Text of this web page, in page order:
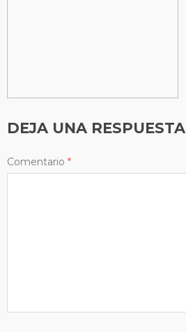
DEJA UNA RESPUESTA
Comentario *